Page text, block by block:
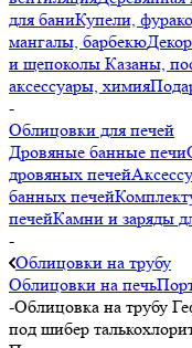
для баниКупели,
мангалы, барбекю
и щепоколы Казаны,
аксессуары, химия
-
Облицовки для печей
Дровяные банные печи
дровяных печей
банных печей
печейКамни и заряды
-
Облицовки на трубу
Облицовки на печь
-Облицовка на трубу
под шибер